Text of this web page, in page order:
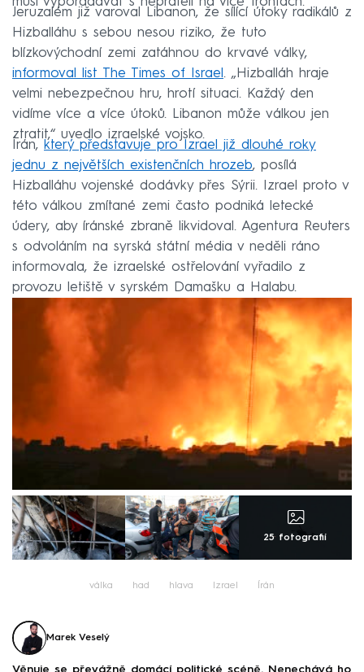
Jeruzalém již varoval Libanon, že sílící útoky radikálů z
Hizballáhu s sebou nesou riziko, že tuto
blízkovýchodní zemi zatáhnou do krvavé války,
informoval list The Times of Israel. „Hizballáh hraje
velmi nebezpečnou hru, hrotí situaci. Každý den
vidíme více a více útoků. Libanon může válkou jen
ztratit,“ uvedlo izraelské vojsko.
Írán, který představuje pro Izrael již dlouhé roky
jednu z největších existenčních hrozeb, posílá
Hizballáhu vojenské dodávky přes Sýrii. Izrael proto v
této válkou zmítané zemi často podniká letecké
údery, aby íránské zbraně likvidoval. Agentura Reuters
s odvoláním na syrská státní média v neděli ráno
informovala, že izraelské ostřelování vyřadilo z
provozu letiště v syrském Damašku a Halabu.
25 fotografií
válka had hlava Izrael Írán
Marek Veselý
Věnuje se převážně domácí politické scéně. Nenechává ho